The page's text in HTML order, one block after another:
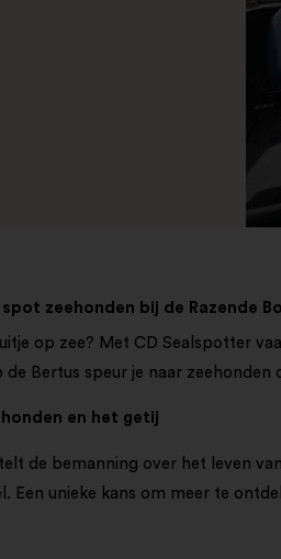
zeehonden bij de Razende Bol
op zee? Met CD Sealspotter
Bertus speur je naar
en het getij
de bemanning over het leven
Een unieke kans om meer te